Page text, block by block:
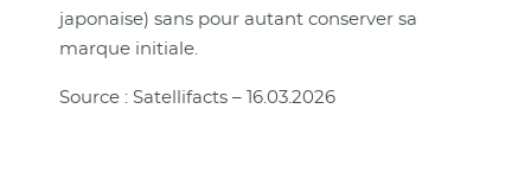
japonaise) sans pour autant conserver sa
marque initiale.
Source : Satellifacts – 16.03.2026